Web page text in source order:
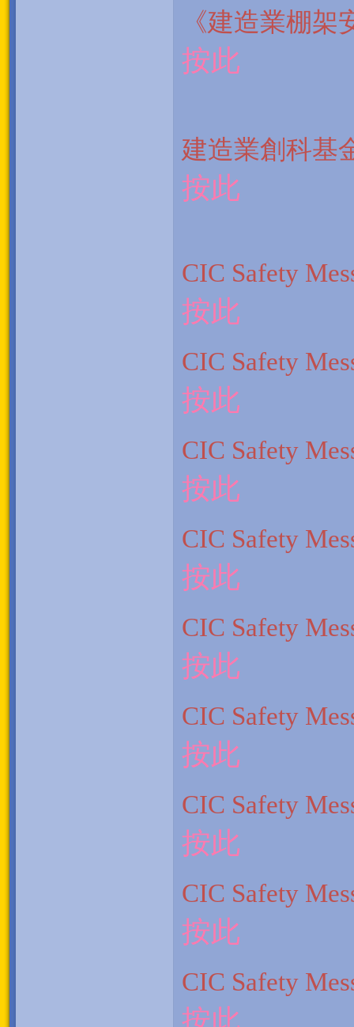
《建造
按此
建造業
按此
CIC Safety
按此
CIC Safety
按此
CIC Safety
按此
CIC Safety
按此
CIC Safety
按此
CIC Safety
按此
CIC Safety
按此
CIC Safety
按此
CIC Safety
按此